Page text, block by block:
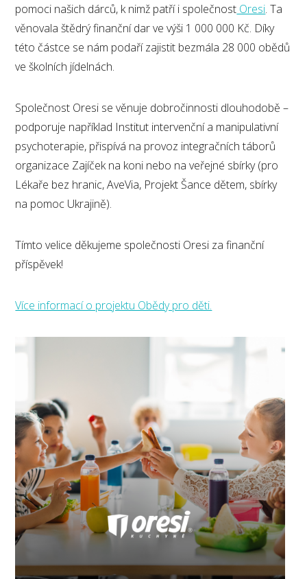
pomoci našich dárců, k nimž patří i společnost Oresi. Ta
věnovala štědrý finanční dar ve výši 1 000 000 Kč. Díky
této částce se nám podaří zajistit bezmála 28 000 obědů
ve školních jídelnách.
Společnost Oresi se věnuje dobročinnosti dlouhodobě –
podporuje například Institut intervenční a manipulativní
psychoterapie, přispívá na provoz integračních táborů
organizace Zajíček na koni nebo na veřejné sbírky (pro
Lékaře bez hranic, AveVia, Projekt Šance dětem, sbírky
na pomoc Ukrajině).
Tímto velice děkujeme společnosti Oresi za finanční
příspěvek!
Více informací o projektu Obědy pro děti.